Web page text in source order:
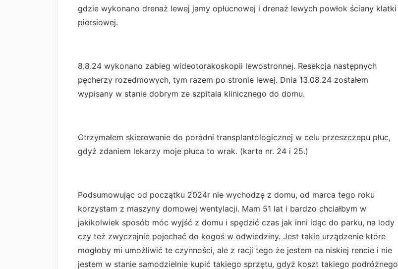
gdzie wykonano drenaż lewej jamy opłucnowej i drenaż lewych powłok ściany klatki
piersiowej.
8.8.24 wykonano zabieg wideotorakoskopii lewostronnej. Resekcja następnych
pęcherzy rozedmowych, tym razem po stronie lewej. Dnia 13.08.24 zostałem
wypisany w stanie dobrym ze szpitala klinicznego do domu.
Otrzymałem skierowanie do poradni transplantologicznej w celu przeszczepu płuc,
gdyż zdaniem lekarzy moje płuca to wrak. (karta nr. 24 i 25.)
Podsumowując od początku 2024r nie wychodzę z domu, od marca tego roku
korzystam z maszyny domowej wentylacji. Mam 51 lat i bardzo chciałbym w
jakikolwiek sposób móc wyjść z domu i spędzić czas jak inni idąc do parku, na lody
czy też zwyczajnie pojechać do kogoś w odwiedziny. Jest takie urządzenie które
mogłoby mi umożliwić te czynności, ale z racji tego że jestem na niskiej rencie i nie
jestem w stanie samodzielnie kupić takiego sprzętu, gdyż koszt takiego podróżnego